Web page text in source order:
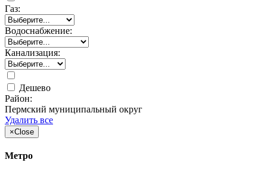
Газ:
Водоснабжение:
Канализация:
Дешево
Район:
Пермский муниципальный округ
Удалить все
×Close
Метро